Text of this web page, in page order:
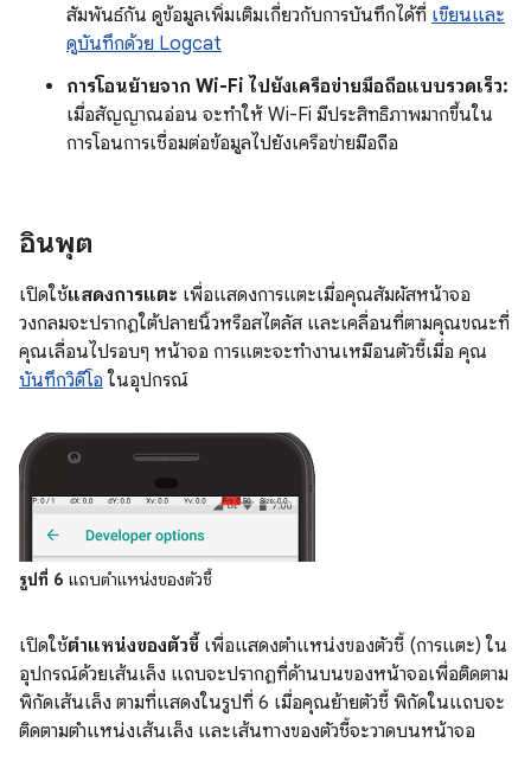
สัมพันธ์กัน ดูข้อมูลเพิ่มเติมเกี่ยวกับการบันทึกได้ที่ เขียนและ
ดูบันทึกด้วย Logcat
การโอนย้ายจาก Wi-Fi ไปยังเครือข่ายมือถือแบบรวดเร็ว:
เมื่อสัญญาณอ่อน จะทำให้ Wi-Fi มีประสิทธิภาพมากขึ้นใน
การโอนการเชื่อมต่อข้อมูลไปยังเครือข่ายมือถือ
อินพุต
เปิดใช้แสดงการแตะ เพื่อแสดงการแตะเมื่อคุณสัมผัสหน้าจอ
วงกลมจะปรากฏใต้ปลายนิ้วหรือสไตลัส และเคลื่อนที่ตามคุณขณะที่
คุณเลื่อนไปรอบๆ หน้าจอ การแตะจะทำงานเหมือนตัวชี้เมื่อ คุณ
บันทึกวิดีโอ ในอุปกรณ์
รูปที่ 6 แถบตำแหน่งของตัวชี้
เปิดใช้ตำแหน่งของตัวชี้ เพื่อแสดงตำแหน่งของตัวชี้ (การแตะ) ใน
อุปกรณ์ด้วยเส้นเล็ง แถบจะปรากฏที่ด้านบนของหน้าจอเพื่อติดตาม
พิกัดเส้นเล็ง ตามที่แสดงในรูปที่ 6 เมื่อคุณย้ายตัวชี้ พิกัดในแถบจะ
ติดตามตำแหน่งเส้นเล็ง และเส้นทางของตัวชี้จะวาดบนหน้าจอ